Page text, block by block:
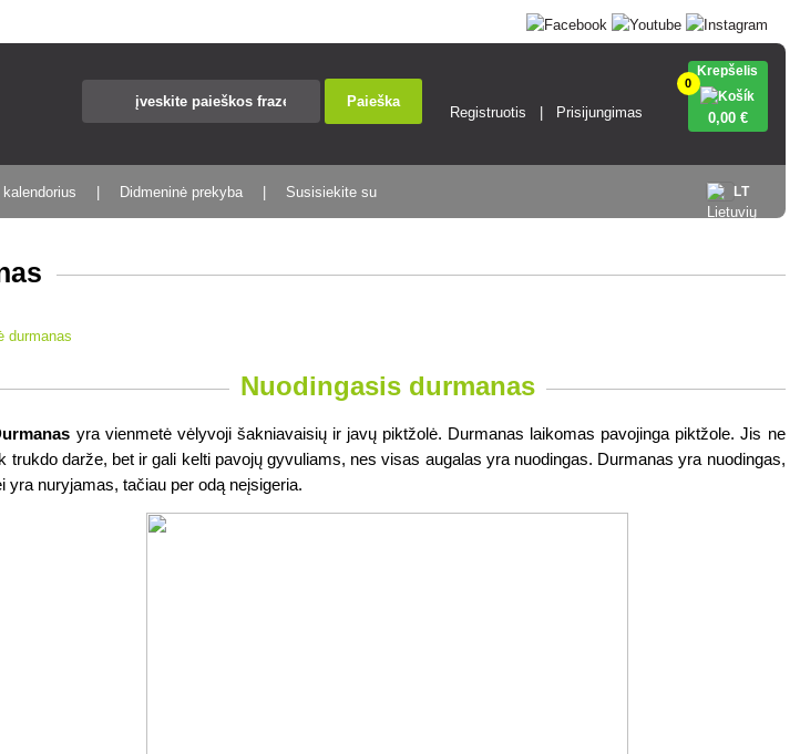
Paieška
Registruotis Prisijungimas
0
Krepšelis
0,00 €
LT
Didmeninė prekyba Susisiekite su
durmanas
Nuodingasis durmanas
yra vienmetė vėlyvoji šakniavaisių ir javų piktžolė. Durmanas laikomas pavojinga piktžole. Jis ne
trukdo darže, bet ir gali kelti pavojų gyvuliams, nes visas augalas yra nuodingas. Durmanas yra nuodingas,
yra nuryjamas, tačiau per odą neįsigeria.